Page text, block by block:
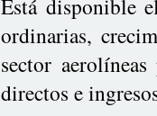
Está disponible
ordinarias,
sector
directos e